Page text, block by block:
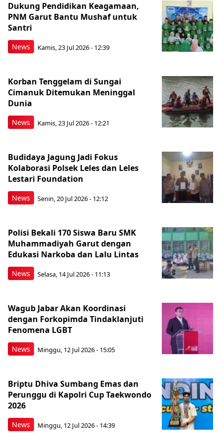
News
Dukung Pendidikan Keagamaan,
PNM Garut Bantu Mushaf untuk
Santri
Kamis, 23 Jul 2026 - 12:39
News
Korban Tenggelam di Sungai
Cimanuk Ditemukan Meninggal
Dunia
Kamis, 23 Jul 2026 - 12:21
News
Budidaya Jagung Jadi Fokus
Kolaborasi Polsek Leles dan Leles
Lestari Foundation
Senin, 20 Jul 2026 - 12:12
News
Polisi Bekali 170 Siswa Baru SMK
Muhammadiyah Garut dengan
Edukasi Narkoba dan Lalu Lintas
Selasa, 14 Jul 2026 - 11:13
News
Wagub Jabar Akan Koordinasi
dengan Forkopimda Tindaklanjuti
Fenomena LGBT
Minggu, 12 Jul 2026 - 15:05
News
Briptu Dhiva Sumbang Emas dan
Perunggu di Kapolri Cup Taekwondo
2026
Minggu, 12 Jul 2026 - 14:39